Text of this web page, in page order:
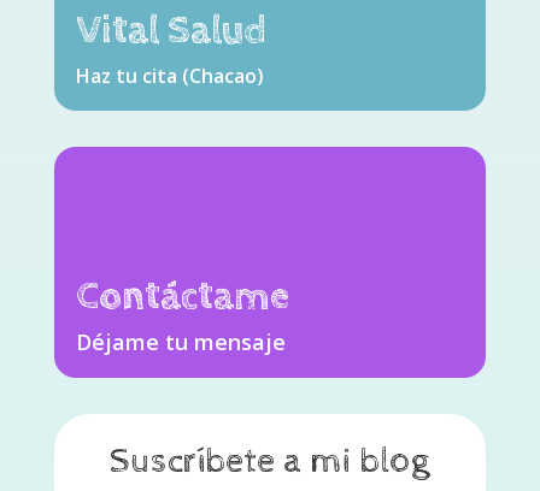
Vital Salud
Haz tu cita (Chacao)
Contáctame
Déjame tu mensaje
Suscríbete a mi blog